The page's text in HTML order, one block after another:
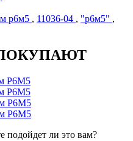
р6м5 , 11036-04 , "р6м5" ,
Р6М5
Р6М5
Р6М5
Р6М5
подойдет ли это вам?